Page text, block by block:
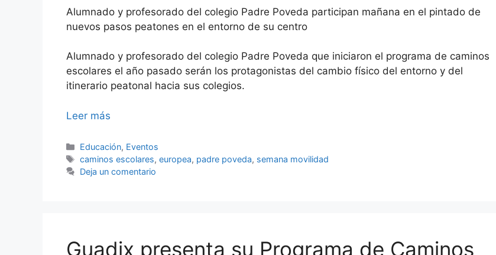
Alumnado y profesorado del colegio Padre Poveda participan mañana en el pintado de
nuevos pasos peatones en el entorno de su centro
Alumnado y profesorado del colegio Padre Poveda que iniciaron el programa de caminos
escolares el año pasado serán los protagonistas del cambio físico del entorno y del
itinerario peatonal hacia sus colegios.
Leer más
Categorías
Educación, Eventos
Etiquetas
caminos escolares,europea, padre poveda, semana movilidad
Deja un comentario
Guadix presenta su Programa de Caminos